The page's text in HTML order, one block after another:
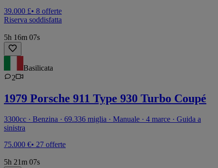
39.000 £• 8 offerte
Riserva soddisfatta
5h 16m 07s
Basilicata
2
1979 Porsche 911 Type 930 Turbo Coupé
3300cc · Benzina · 69.336 miglia · Manuale · 4 marce · Guida a
sinistra
75.000 €• 27 offerte
5h 21m 07s